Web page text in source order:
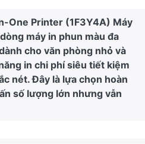
One Printer (1F3Y4A) Máy
máy in phun màu đa
cho văn phòng nhỏ và
in chi phí siêu tiết kiệm
nét. Đây là lựa chọn hoàn
số lượng lớn nhưng vẫn